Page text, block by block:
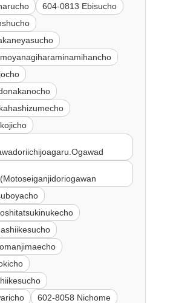
604-0813 Ebisucho
602-8058 Nichome